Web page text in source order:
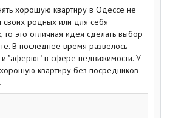
хорошую квартиру в Одессе не
своих родных или для себя
то это отличная идея сделать выбор
В последнее время развелось
"аферюг" в сфере недвижимости. У
квартиру без посредников